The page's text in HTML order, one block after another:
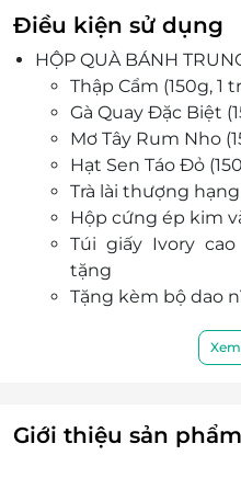
Hạn sử dụng lên đến
tặng dịp Trung Thu.
Điều kiện sử dụng
HỘP QUÀ BÁNH
Thập Cẩm (150g, 1
Gà Quay Đặc Biệt
Mơ Tây Rum Nho
Hạt Sen Táo Đỏ
Trà lài thượng hạng
Hộp cứng ép kim
Túi giấy Ivory
tặng
Tặng kèm bộ dao
Nhà máy sản xuất:
BÌNH VINH SÀI
Giới thiệu sản phẩm